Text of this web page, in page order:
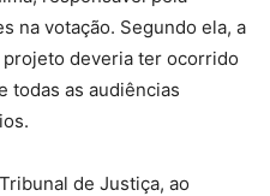
na votação. Segundo ela, a
deveria ter ocorrido
todas as audiências
de Justiça, ao